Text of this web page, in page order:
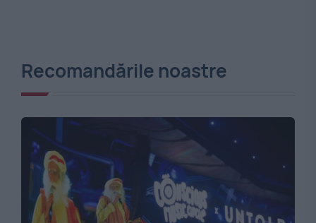
Recomandările noastre